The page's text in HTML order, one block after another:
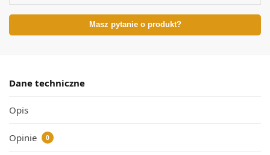
Masz pytanie o produkt?
Dane techniczne
Opis
Opinie 0